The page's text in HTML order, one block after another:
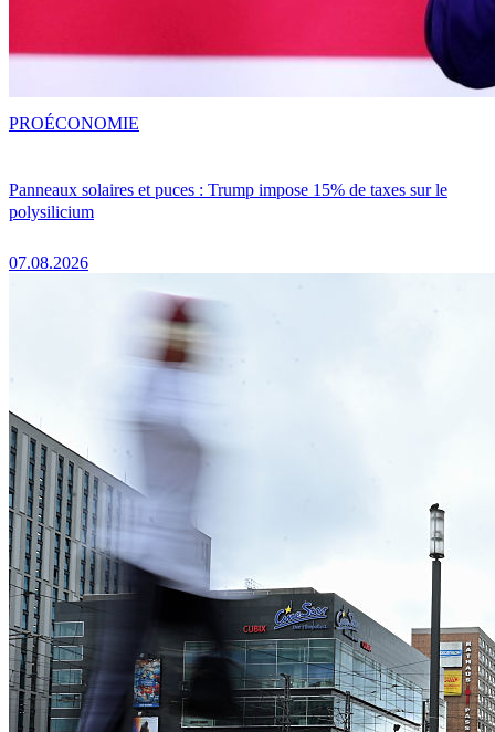
Panneaux solaires et puces : Trump impose 15% de taxes sur le
polysilicium
07.08.2026
PROÉCONOMIE